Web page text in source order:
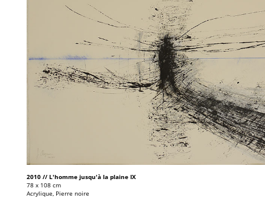
2010 // L'homme jusqu'à la plaine IX
78 x 108 cm
Acrylique, Pierre noire